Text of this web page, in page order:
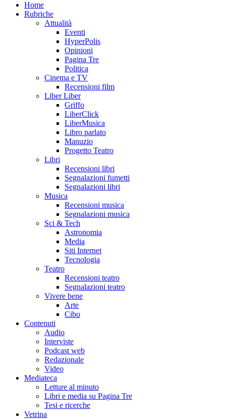
Home
Rubriche
Attualità
Eventi
HyperPolis
Opinioni
Pagina Tre
Politica
Cinema e TV
Recensioni film
Liber Liber
Griffo
LiberClick
LiberMusica
Libro parlato
Manuzio
Progetto Teatro
Libri
Recensioni libri
Segnalazioni fumetti
Segnalazioni libri
Musica
Recensioni musica
Segnalazioni musica
Sci & Tech
Astronomia
Media
Siti Internet
Tecnologia
Teatro
Recensioni teatro
Segnalazioni teatro
Vivere bene
Arte
Cibo
Contenuti
Audio
Interviste
Podcast web
Redazionale
Video
Mediateca
Letture al minuto
Libri e media su Pagina Tre
Tesi e ricerche
Vetrina